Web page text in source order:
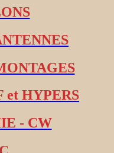
et HYPERS
- CW